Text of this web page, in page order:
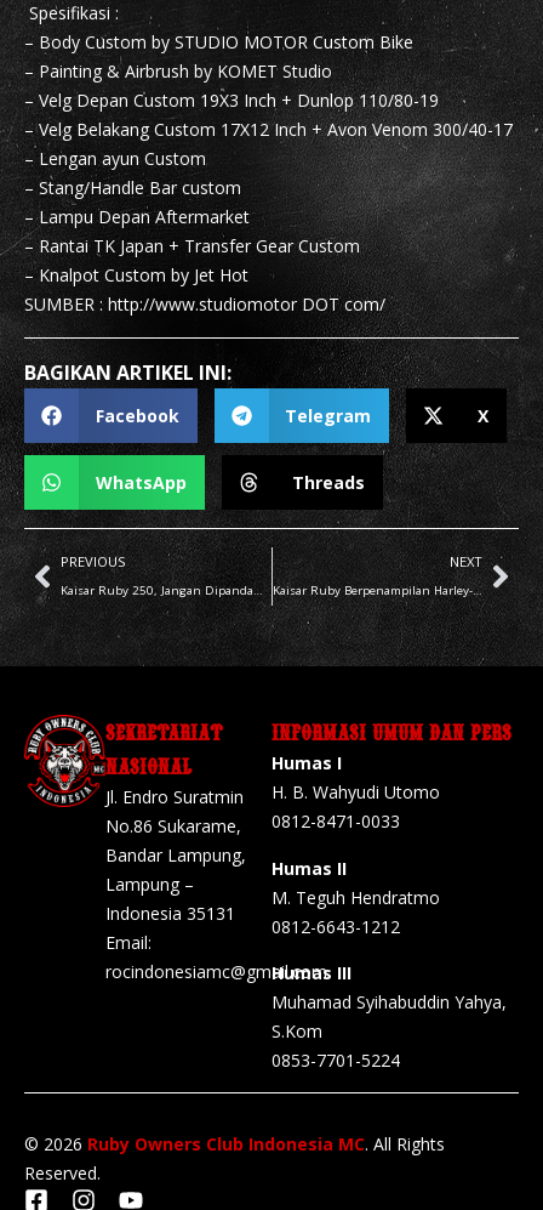
Spesifikasi :
– Body Custom by STUDIO MOTOR Custom Bike
– Painting & Airbrush by KOMET Studio
– Velg Depan Custom 19X3 Inch + Dunlop 110/80-19
– Velg Belakang Custom 17X12 Inch + Avon Venom 300/40-17
– Lengan ayun Custom
– Stang/Handle Bar custom
– Lampu Depan Aftermarket
– Rantai TK Japan + Transfer Gear Custom
– Knalpot Custom by Jet Hot
SUMBER : http://www.studiomotor DOT com/
BAGIKAN ARTIKEL INI:
Facebook Telegram X
WhatsApp Threads
PREVIOUS
Kaisar Ruby 250, Jangan Dipandang Sebelah Mata!
NEXT
Kaisar Ruby Berpenampilan Harley-Davidson Fat Boy
SEKRETARIAT
NASIONAL
Jl. Endro Suratmin
No.86 Sukarame,
Bandar Lampung,
Lampung –
Indonesia 35131
Email:
rocindonesiamc@gmail.com
INFORMASI UMUM DAN PERS
Humas I
H. B. Wahyudi Utomo
0812-8471-0033
Humas II
M. Teguh Hendratmo
0812-6643-1212
Humas III
Muhamad Syihabuddin Yahya,
S.Kom
0853-7701-5224
© 2026 Ruby Owners Club Indonesia MC. All Rights
Reserved.